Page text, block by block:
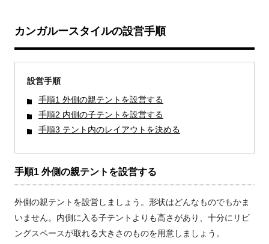
カンガルースタイルの設営手順
設営手順
手順1 外側の親テントを設営する
手順2 内側の子テントを設営する
手順3 テント内のレイアウトを決める
手順1 外側の親テントを設営する
外側の親テントを設営しましょう。形状はどんなものでもかま
いません。内側に入る子テントよりも高さがあり、十分にリビ
ングスペースが取れる大きさのものを用意しましょう。